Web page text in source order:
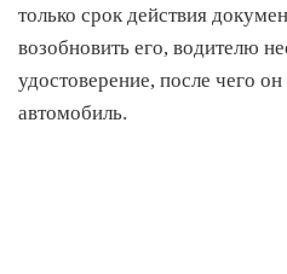
только срок действия
возобновить его, водителю
удостоверение, после чего
автомобиль.